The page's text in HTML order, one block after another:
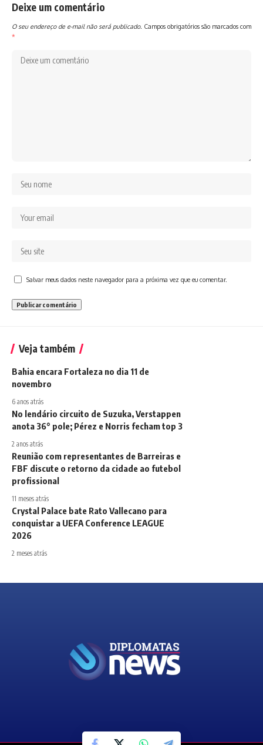
Deixe um comentário
O seu endereço de e-mail não será publicado. Campos obrigatórios são marcados com
*
Salvar meus dados neste navegador para a próxima vez que eu comentar.
Veja também
Bahia encara Fortaleza no dia 11 de
novembro
6 anos atrás
No lendário circuito de Suzuka, Verstappen
anota 36° pole; Pérez e Norris fecham top 3
2 anos atrás
Reunião com representantes de Barreiras e
FBF discute o retorno da cidade ao futebol
profissional
11 meses atrás
Crystal Palace bate Rato Vallecano para
conquistar a UEFA Conference LEAGUE
2026
2 meses atrás